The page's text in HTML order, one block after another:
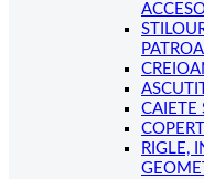
CAIETE
RIGLE,